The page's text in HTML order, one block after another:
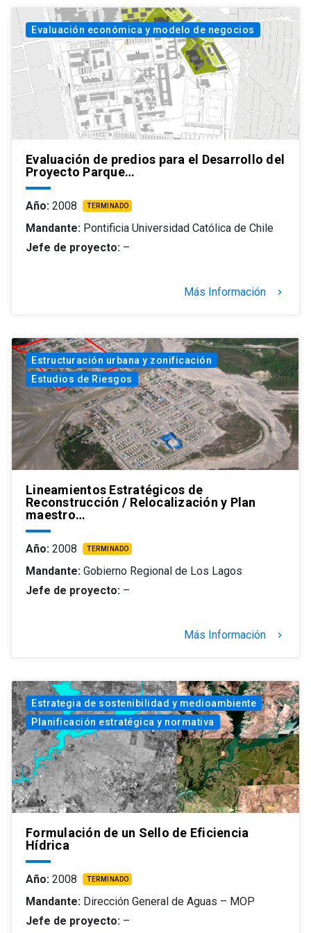
Evaluación económica y modelo de negocios
Evaluación de predios para el Desarrollo del
Proyecto Parque…
Año: 2008 TERMINADO
Mandante: Pontificia Universidad Católica de Chile
Jefe de proyecto: –
Más Información keyboard_arrow_right
Estructuración urbana y zonificación
Estudios de Riesgos
Lineamientos Estratégicos de
Reconstrucción / Relocalización y Plan
maestro…
Año: 2008 TERMINADO
Mandante: Gobierno Regional de Los Lagos
Jefe de proyecto: –
Más Información keyboard_arrow_right
Estrategia de sostenibilidad y medioambiente
Planificación estratégica y normativa
Formulación de un Sello de Eficiencia
Hídrica
Año: 2008 TERMINADO
Mandante: Dirección General de Aguas – MOP
Jefe de proyecto: –